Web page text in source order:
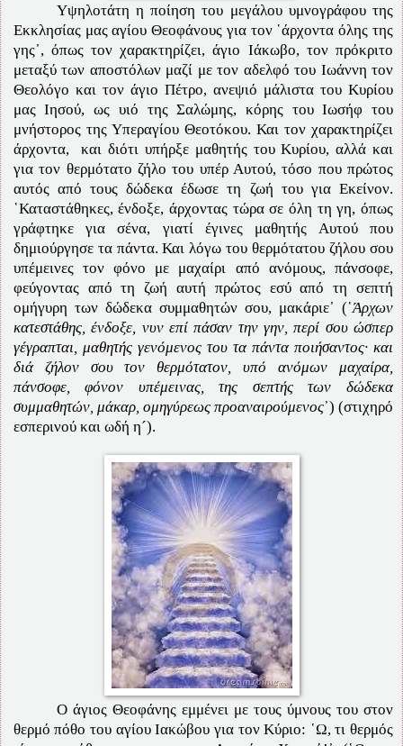
Υψηλοτάτη η ποίηση του μεγάλου υμνογράφου της
Εκκλησίας μας αγίου Θεοφάνους για τον ῾άρχοντα όλης της
γης᾽, όπως τον χαρακτηρίζει, άγιο Ιάκωβο, τον πρόκριτο
μεταξύ των αποστόλων μαζί με τον αδελφό του Ιωάννη τον
Θεολόγο και τον άγιο Πέτρο, ανεψιό μάλιστα του Κυρίου
μας Ιησού, ως υιό της Σαλώμης, κόρης του Ιωσήφ του
μνήστορος της Υπεραγίου Θεοτόκου. Και τον χαρακτηρίζει
άρχοντα, και διότι υπήρξε μαθητής του Κυρίου, αλλά και
για τον θερμότατο ζήλο του υπέρ Αυτού, τόσο που πρώτος
αυτός από τους δώδεκα έδωσε τη ζωή του για Εκείνον.
῾Καταστάθηκες, ένδοξε, άρχοντας τώρα σε όλη τη γη, όπως
γράφτηκε για σένα, γιατί έγινες μαθητής Αυτού που
δημιούργησε τα πάντα. Και λόγω του θερμότατου ζήλου σου
υπέμεινες τον φόνο με μαχαίρι από ανόμους, πάνσοφε,
φεύγοντας από τη ζωή αυτή πρώτος εσύ από τη σεπτή
ομήγυρη των δώδεκα συμμαθητών σου, μακάριε᾽ (῾Άρχων
κατεστάθης, ένδοξε, νυν επί πάσαν την γην, περί σου ώσπερ
γέγραπται, μαθητής γενόμενος του τα πάντα ποιήσαντος· και
διά ζήλον σου τον θερμότατον, υπό ανόμων μαχαίρα,
πάνσοφε, φόνον υπέμεινας, της σεπτής των δώδεκα
συμμαθητών, μάκαρ, ομηγύρεως προαναιρούμενος᾽) (στιχηρό
εσπερινού και ωδή η´).
Ο άγιος Θεοφάνης εμμένει με τους ύμνους του στον
θερμό πόθο του αγίου Ιακώβου για τον Κύριο: ῾Ω, τι θερμός